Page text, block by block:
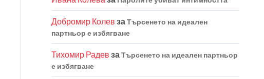
Добромир Колев заТърсенето на идеален
партньор е избягване
Тихомир Радев заТърсенето на идеален партньор
е избягване